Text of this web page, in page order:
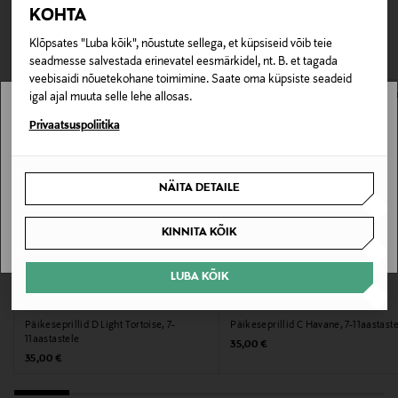
KOHTA
Klõpsates "Luba kõik", nõustute sellega, et küpsiseid võib teie
seadmesse salvestada erinevatel eesmärkidel, nt. B. et tagada
veebisaidi nõuetekohane toimimine. Saate oma küpsiste seadeid
igal ajal muuta selle lehe allosas.
Privaatsuspoliitika
NÄITA DETAILE
KINNITA KÕIK
LUBA KÕIK
Tootenumber
178296526
Materjal
LAVENDER
Suurus
One size MM
Tootjamaa
HIINA
0,00 € – 4,90 €
TEISED KLIENDID
VAATASID KA
Päikeseprillid D Light Tortoise, 7-
11aastastele
Original Price
35,00 €
Päikeseprillid C Havane, 7-
Original Price
35,00 €
Stockmann pole Sinu riigis saadaval.
SAAN ARU